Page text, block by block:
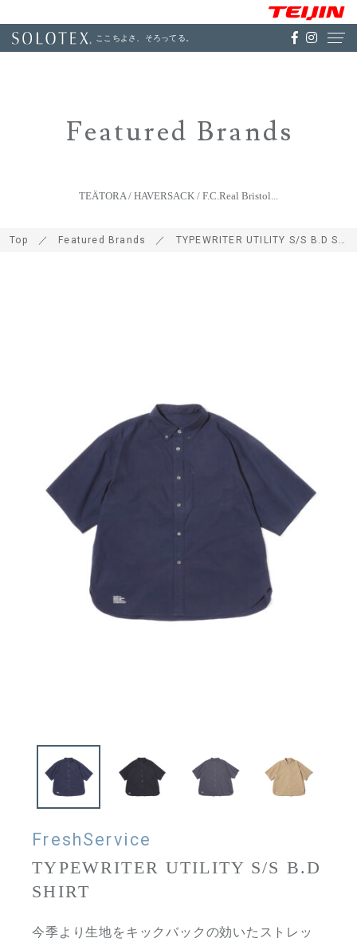
ここちよさ、そろってる。
Featured Brands
TEÄTORA / HAVERSACK / F.C.Real Bristol...
Top Featured Brands TYPEWRITER UTILITY S/S B.D SHIRT
FreshService
TYPEWRITER UTILITY S/S B.D
SHIRT
今季より生地をキックバックの効いたストレッ